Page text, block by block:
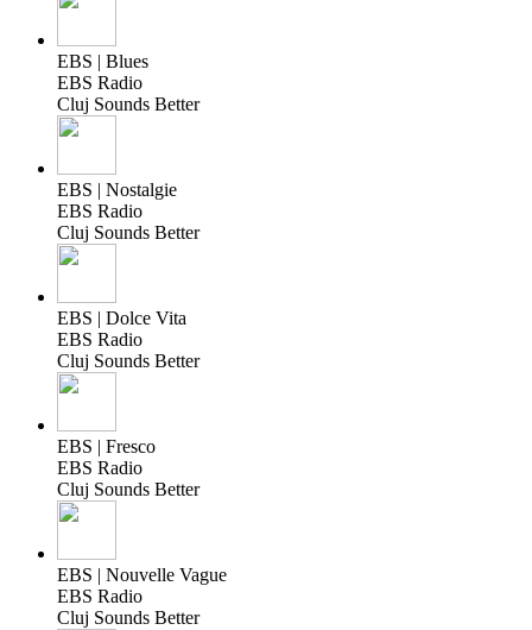
EBS | Blues
EBS Radio
Cluj Sounds Better
EBS | Nostalgie
EBS Radio
Cluj Sounds Better
EBS | Dolce Vita
EBS Radio
Cluj Sounds Better
EBS | Fresco
EBS Radio
Cluj Sounds Better
EBS | Nouvelle Vague
EBS Radio
Cluj Sounds Better